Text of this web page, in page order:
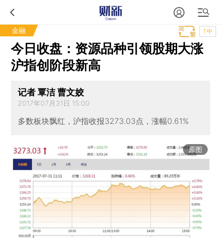
金融 T中
今日收盘：资源品种引领股期大涨
沪指创阶段新高
记者 覃洁 曹文姣
2017年07月31日 15:00
多数板块飘红，沪指收报3273.03点，涨幅0.61%
原图